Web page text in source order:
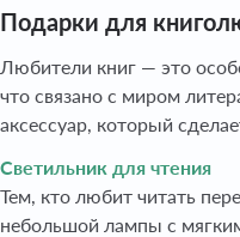
Подарки для
Любители книг — это
что связано с миром
аксессуар, который
Светильник для чтения
Тем, кто любит читать
небольшой лампы с